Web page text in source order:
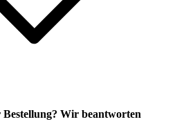
Wir beantworten